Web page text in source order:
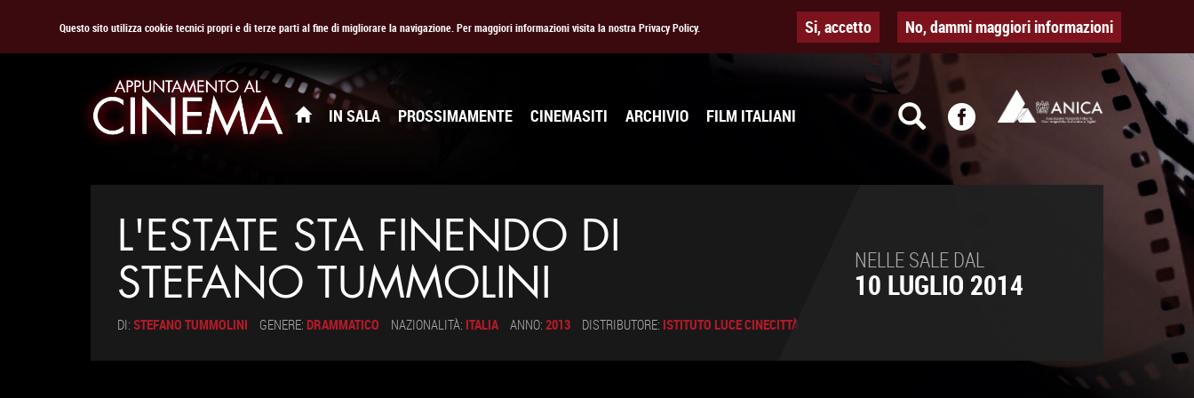
Questo sito utilizza cookie tecnici propri e di terze parti al fine di migliorare la navigazione. Per maggiori informazioni visita la nostra Privacy Policy. Si, accetto No, dammi maggiori informazioni
IN SALA PROSSIMAMENTE CINEMASITI ARCHIVIO FILM ITALIANI
L'ESTATE STA FINENDO DI
STEFANO TUMMOLINI
DI: STEFANO TUMMOLINI GENERE: DRAMMATICO NAZIONALITÀ: ITALIA ANNO: 2013 DISTRIBUTORE: ISTITUTO LUCE CINECITTÀ
NELLE SALE DAL
10 LUGLIO 2014